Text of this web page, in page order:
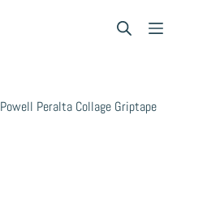
Powell Peralta Collage Griptape